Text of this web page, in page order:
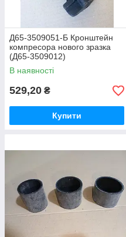
Д65-3509051-Б Кронштейн
компресора нового зразка
(Д65-3509012)
В наявності
529,20 ₴
Купити